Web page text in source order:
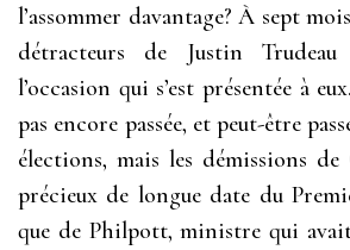
l’assommer davantage? À sept
détracteurs de Justin
l’occasion qui s’est présentée à
pas encore passée, et peut-être
élections, mais les démissions
précieux de longue date du
que de Philpott, ministre qui